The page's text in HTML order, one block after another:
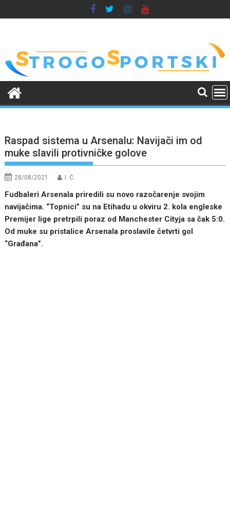
to
Raspad sistema u Arsenalu: Navijači im od
muke slavili protivničke golove
28/08/2021 I. Ć.
Fudbaleri Arsenala priredili su novo razočarenje svojim
navijačima. “Topnici” su na Etihadu u okviru 2. kola engleske
Premijer lige pretrpili poraz od Manchester Cityja sa čak 5:0.
Od muke su pristalice Arsenala proslavile četvrti gol
“Građana”.